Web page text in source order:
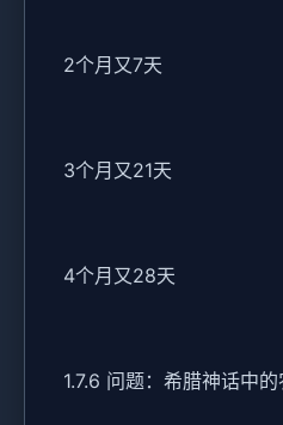
2个月又7天
3个月又21天
4个月又28天
1.7.6 问题：希腊神话中